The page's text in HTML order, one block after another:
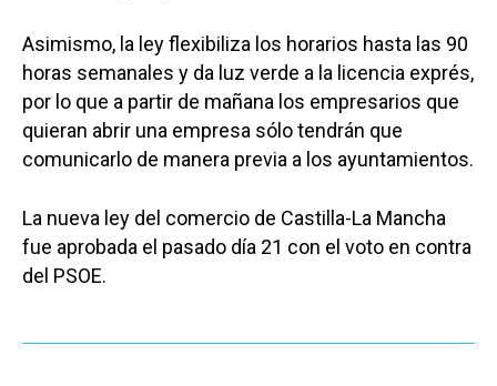
Asimismo, la ley flexibiliza los horarios hasta las 90
horas semanales y da luz verde a la licencia exprés,
por lo que a partir de mañana los empresarios que
quieran abrir una empresa sólo tendrán que
comunicarlo de manera previa a los ayuntamientos.
La nueva ley del comercio de Castilla-La Mancha
fue aprobada el pasado día 21 con el voto en contra
del PSOE.